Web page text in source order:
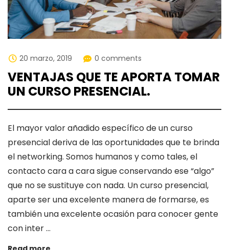
20 marzo, 2019 0 comments
VENTAJAS QUE TE APORTA TOMAR
UN CURSO PRESENCIAL.
El mayor valor añadido específico de un curso
presencial deriva de las oportunidades que te brinda
el networking. Somos humanos y como tales, el
contacto cara a cara sigue conservando ese “algo”
que no se sustituye con nada. Un curso presencial,
aparte ser una excelente manera de formarse, es
también una excelente ocasión para conocer gente
con inter …